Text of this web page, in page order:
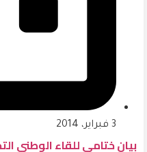
3 فبراير، 2014
بيان ختامي للقاء الوطني